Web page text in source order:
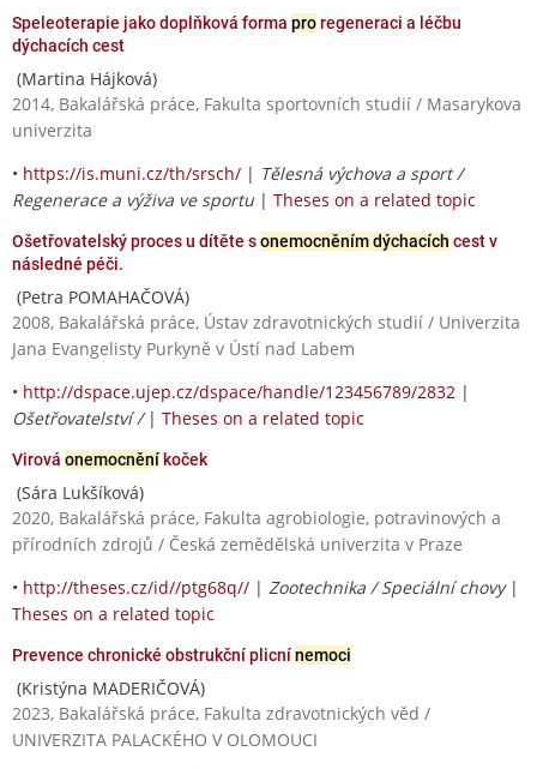
Speleoterapie jako doplňková forma proregeneraci a léčbu
dýchacích cest
(Martina Hájková)
2014, Bakalářská práce, Fakulta sportovních studií / Masarykova
univerzita
• https://is.muni.cz/th/srsch/ | Tělesná výchova a sport /
Regenerace a výživa ve sportu | Theses on a related topic
Ošetřovatelský proces u dítěte sonemocněním dýchacích cest v
následné péči.
(Petra POMAHAČOVÁ)
2008, Bakalářská práce, Ústav zdravotnických studií / Univerzita
Jana Evangelisty Purkyně v Ústí nad Labem
• http://dspace.ujep.cz/dspace/handle/123456789/2832 |
Ošetřovatelství / | Theses on a related topic
Virová onemocnění koček
(Sára Lukšíková)
2020, Bakalářská práce, Fakulta agrobiologie, potravinových a
přírodních zdrojů / Česká zemědělská univerzita v Praze
• http://theses.cz/id//ptg68q// | Zootechnika / Speciální chovy|
Theses on a related topic
Prevence chronické obstrukční plicnínemoci
(Kristýna MADERIČOVÁ)
2023, Bakalářská práce, Fakulta zdravotnických věd /
UNIVERZITA PALACKÉHO V OLOMOUCI